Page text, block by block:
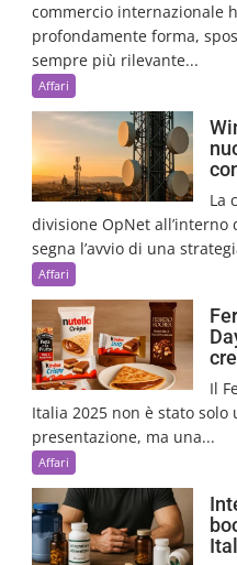
commercio internazionale
profondamente forma,
sempre più rilevante...
Affari
La
divisione OpNet
segna l’avvio di una
Affari
Il
Italia 2025 non è stato solo
presentazione, ma una...
Affari